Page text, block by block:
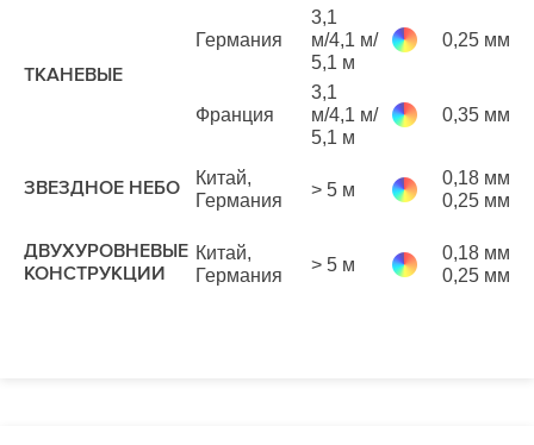
ТКАНЕВЫЕ
Германия
3,1
м/4,1 м/
5,1 м
0,25 мм
Франция
3,1
м/4,1 м/
5,1 м
0,35 мм
ЗВЕЗДНОЕ НЕБО
Китай,
Германия
> 5 м
0,18 мм
0,25 мм
ДВУХУРОВНЕВЫЕ
КОНСТРУКЦИИ
Китай,
Германия
> 5 м
0,18 мм
0,25 мм